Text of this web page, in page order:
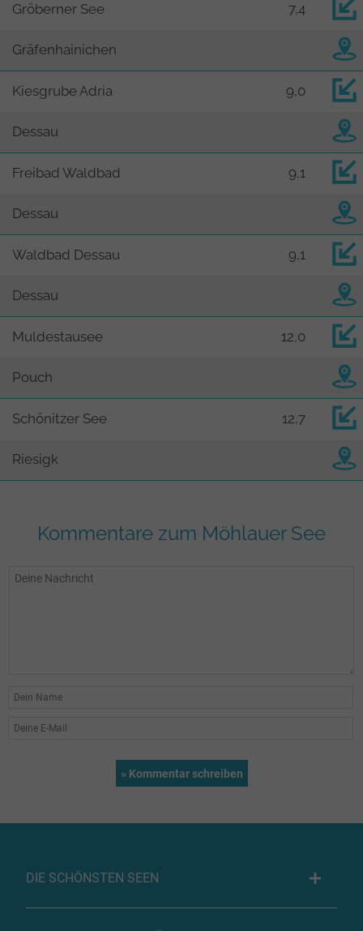
Gröberner See 7,4
Gräfenhainichen
Kiesgrube Adria 9,0
Dessau
Freibad Waldbad 9,1
Dessau
Waldbad Dessau 9,1
Dessau
Muldestausee 12,0
Pouch
Schönitzer See 12,7
Riesigk
Kommentare zum Möhlauer See
DIE SCHÖNSTEN SEEN